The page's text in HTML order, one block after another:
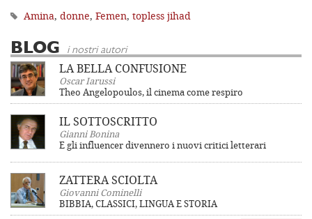
Amina, donne, Femen, topless jihad
BLOG i nostri autori
LA BELLA CONFUSIONE
Oscar Iarussi
Theo Angelopoulos, il cinema come respiro
IL SOTTOSCRITTO
Gianni Bonina
E gli influencer divennero i nuovi critici letterari
ZATTERA SCIOLTA
Giovanni Cominelli
BIBBIA, CLASSICI, LINGUA E STORIA